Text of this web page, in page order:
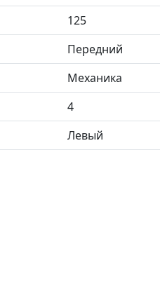
125
Передний
Механика
4
Левый